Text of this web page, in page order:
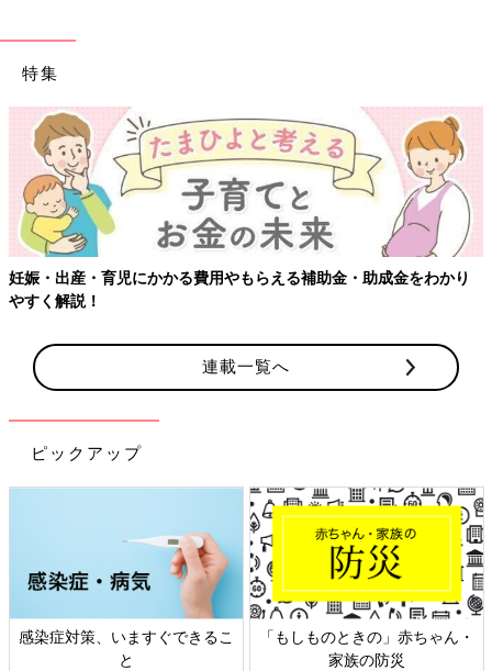
特集
妊娠・出産・育児にかかる費用やもらえる補助金・助成金をわかり
やすく解説！
連載一覧へ
ピックアップ
感染症対策、いますぐできるこ
と
「もしものときの」赤ちゃん・
家族の防災